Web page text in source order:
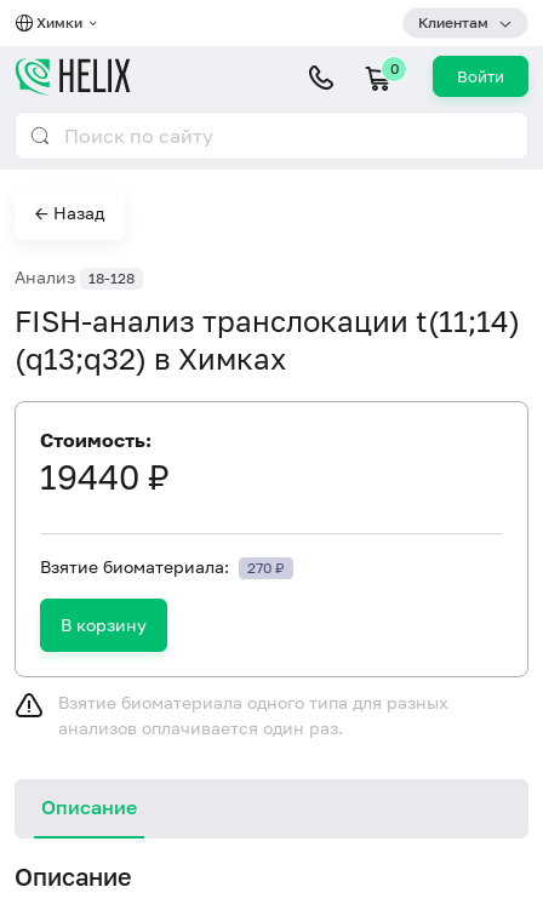
Химки Клиентам
0 Войти
← Назад
Анализ 18-128
FISH-анализ транслокации t(11;14)
(q13;q32) в Химках
Стоимость:
19440 ₽
Взятие биоматериала: 270 ₽
В корзину
Взятие биоматериала одного типа для разных
анализов оплачивается один раз.
Описание
Описание